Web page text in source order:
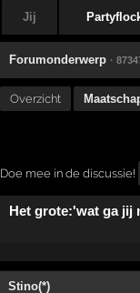
Jij
Forumonderwerp ·
Overzicht
Doe mee in de discussie!
Het grote:'wat ga jij
Stino(*)